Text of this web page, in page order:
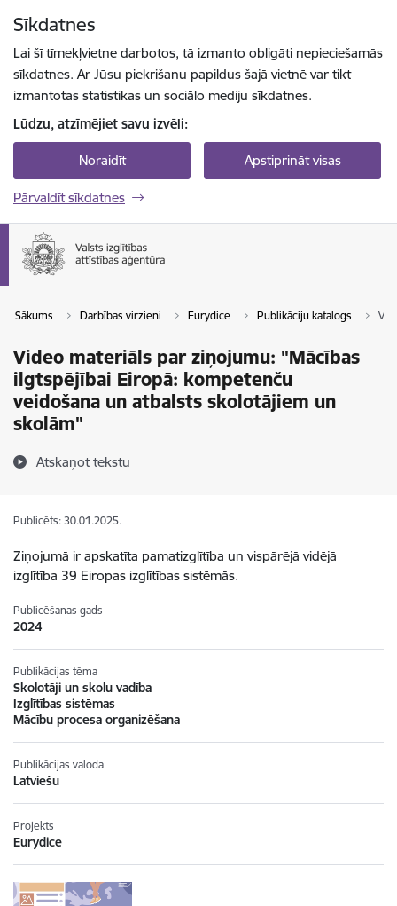
Sīkdatnes
Lai šī tīmekļvietne darbotos, tā izmanto obligāti nepieciešamās
sīkdatnes. Ar Jūsu piekrišanu papildus šajā vietnē var tikt
izmantotas statistikas un sociālo mediju sīkdatnes.
Lūdzu, atzīmējiet savu izvēli:
Noraidīt Apstiprināt visas
Pārvaldīt sīkdatnes
Sākums Darbības virzieni Eurydice Publikāciju katalogs
Video materiāls par ziņojumu: "Mācības
ilgtspējībai Eiropā: kompetenču
veidošana un atbalsts skolotājiem un
skolām"
Atskaņot tekstu
Publicēts: 30.01.2025.
Ziņojumā ir apskatīta pamatizglītība un vispārējā vidējā
izglītība 39 Eiropas izglītības sistēmās.
Publicēšanas gads
2024
Publikācijas tēma
Skolotāji un skolu vadība
Izglītības sistēmas
Mācību procesa organizēšana
Publikācijas valoda
Latviešu
Projekts
Eurydice